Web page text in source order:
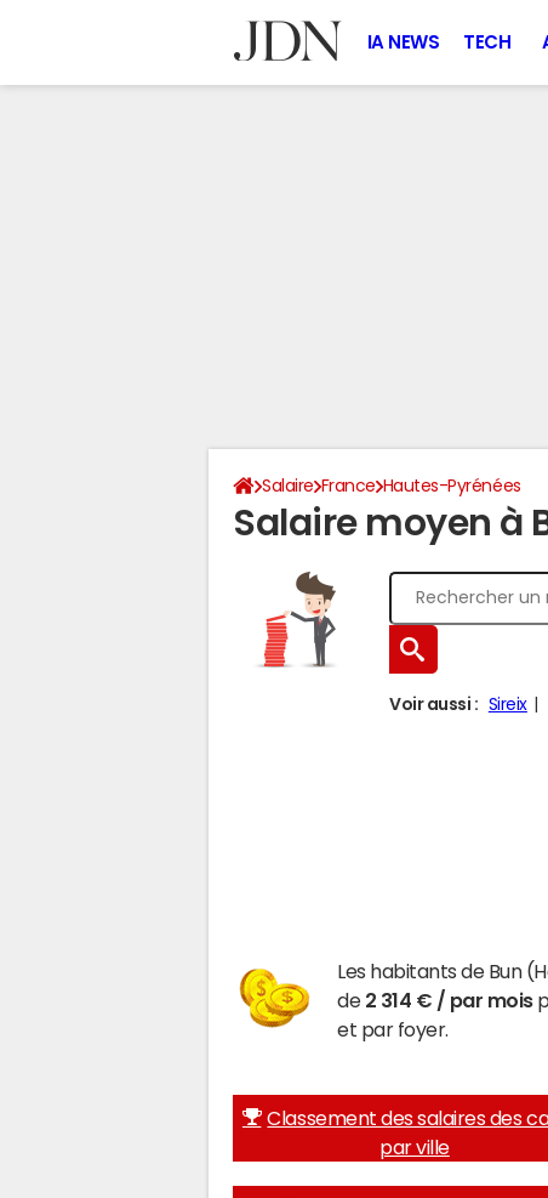
IA NEWS TECH
Salaire France Hautes-Pyrénées
Salaire moyen à
Voir aussi : Sireix
Les habitants de Bun
de 2 314 € / par mois
et par foyer.
Classement des salaires des
par ville